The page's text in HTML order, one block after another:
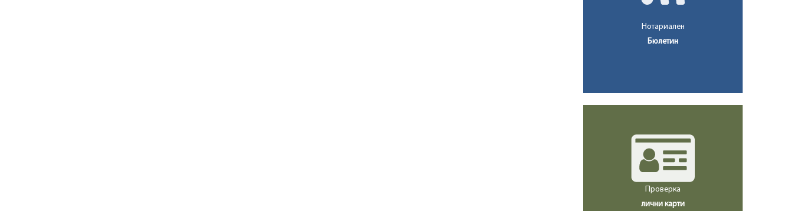
Нотариален
Бюлетин
Проверка
лични карти